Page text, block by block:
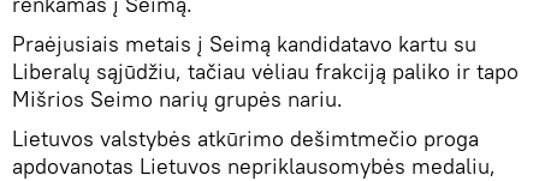
Praėjusiais metais į Seimą kandidatavo kartu su
Liberalų sąjūdžiu, tačiau vėliau frakciją paliko ir tapo
Mišrios Seimo narių grupės nariu.
Lietuvos valstybės atkūrimo dešimtmečio proga
apdovanotas Lietuvos nepriklausomybės medaliu,